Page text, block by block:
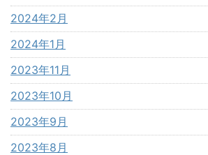
2024年2月
2024年1月
2023年11月
2023年10月
2023年9月
2023年8月